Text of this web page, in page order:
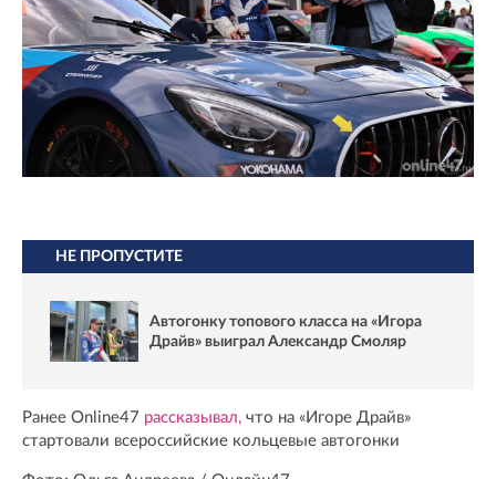
НЕ ПРОПУСТИТЕ
Автогонку топового класса на «Игора
Драйв» выиграл Александр Смоляр
Ранее Online47 рассказывал, что на «Игоре Драйв»
стартовали всероссийские кольцевые автогонки